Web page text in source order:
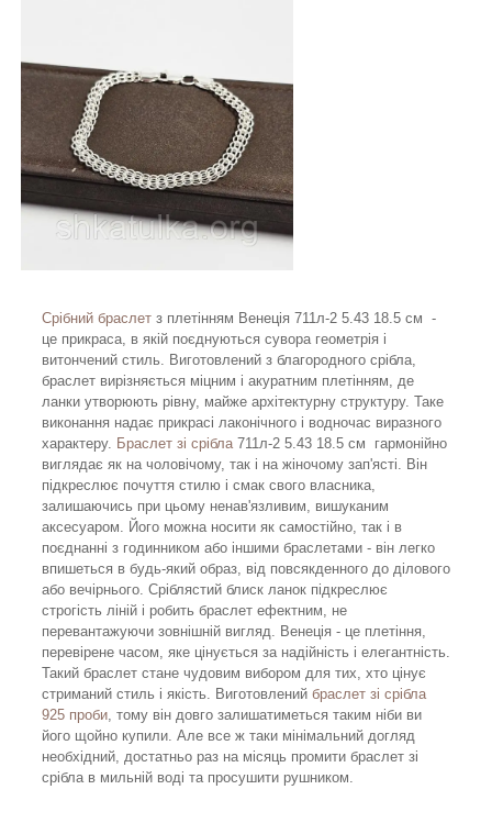
Срібний браслет з плетінням Венеція 711л-2 5.43 18.5 см -
це прикраса, в якій поєднуються сувора геометрія і
витончений стиль. Виготовлений з благородного срібла,
браслет вирізняється міцним і акуратним плетінням, де
ланки утворюють рівну, майже архітектурну структуру. Таке
виконання надає прикрасі лаконічного і водночас виразного
характеру. Браслет зі срібла711л-2 5.43 18.5 см гармонійно
виглядає як на чоловічому, так і на жіночому зап'ясті. Він
підкреслює почуття стилю і смак свого власника,
залишаючись при цьому ненав'язливим, вишуканим
аксесуаром. Його можна носити як самостійно, так і в
поєднанні з годинником або іншими браслетами - він легко
впишеться в будь-який образ, від повсякденного до ділового
або вечірнього. Сріблястий блиск ланок підкреслює
строгість ліній і робить браслет ефектним, не
перевантажуючи зовнішній вигляд. Венеція - це плетіння,
перевірене часом, яке цінується за надійність і елегантність.
Такий браслет стане чудовим вибором для тих, хто цінує
стриманий стиль і якість. Виготовлений браслет зі срібла
925 проби, тому він довго залишатиметься таким ніби ви
його щойно купили. Але все ж таки мінімальний догляд
необхідний, достатньо раз на місяць промити браслет зі
срібла в мильній воді та просушити рушником.